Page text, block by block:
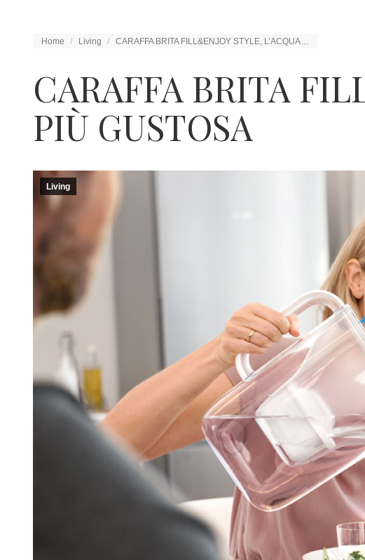
Tu sei qui:
Home Living CARAFFA BRITA FILL&ENJOY STYLE, L’ACQUA…
CARAFFA BRITA
PIÙ GUSTOSA
Living